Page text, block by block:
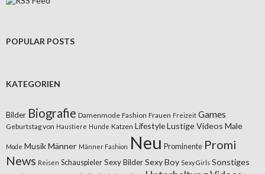
POPULAR POSTS
KATEGORIEN
Bilder Biografie Damenmode Fashion Frauen Freizeit Games
Geburtstag von Haustiere Hunde Katzen LifestyleLustige Videos Male
Mode MusikMänner Männer Fashion Neu Prominente Promi
News Reisen Schauspieler Sexy BilderSexy Boy Sexy Girls Sonstiges